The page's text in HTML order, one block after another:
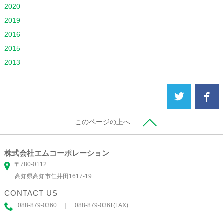
2020
2019
2016
2015
2013
このページの上へ
株式会社エムコーポレーション
〒780-0112
高知県高知市仁井田1617-19
CONTACT US
088-879-0360 ｜ 088-879-0361(FAX)